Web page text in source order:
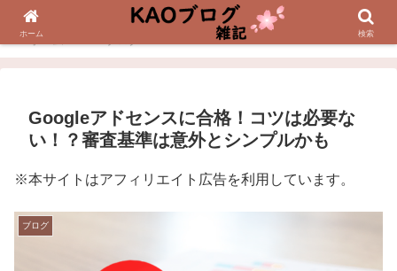
ホーム
Googleアドセンスに合格！コツは必要な
い！？審査基準は意外とシンプルかも
※本サイトはアフィリエイト広告を利用しています。
ブログ
ホーム 検索